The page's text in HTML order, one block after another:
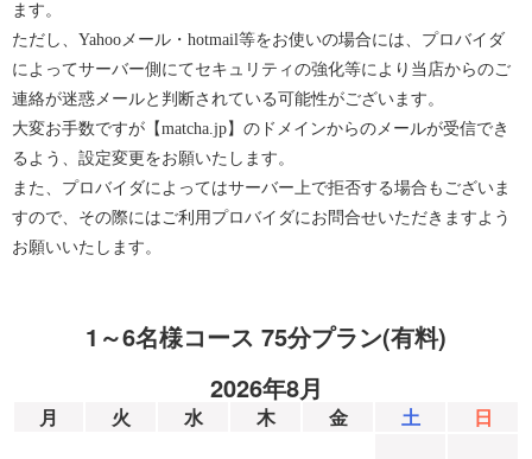
ます。
ただし、Yahooメール・hotmail等をお使いの場合には、プロバイダ
によってサーバー側にてセキュリティの強化等により当店からのご
連絡が迷惑メールと判断されている可能性がございます。
大変お手数ですが【matcha.jp】のドメインからのメールが受信でき
るよう、設定変更をお願いたします。
また、プロバイダによってはサーバー上で拒否する場合もございま
すので、その際にはご利用プロバイダにお問合せいただきますよう
お願いいたします。
1～6名様コース 75分プラン(有料)
2026年8月
月 火 水 木 金 土 日